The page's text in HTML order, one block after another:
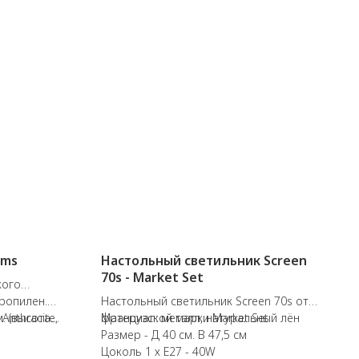
(высота
Настольный светильник Screen
70s - Market Set
Настольный светильник Screen 70s от
французской марки Market Set.
Материал: металл, натуральный лён
Размер - Д 40 см. В 47,5 см
Цоколь 1 х E27 - 40W